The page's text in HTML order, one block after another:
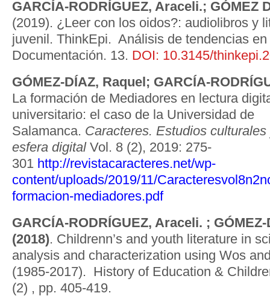
GARCÍA-RODRÍGUEZ, Araceli.; GÓMEZ
(2019). ¿Leer con los oidos?: audiolibros y
juvenil. ThinkEpi. Análisis de tendencias
Documentación. 13. DOI: 10.3145/
GÓMEZ-DÍAZ, Raquel; GARCÍA-
La formación de Mediadores en lectura
universitario: el caso de la Universidad de
Salamanca. Caracteres. Estudios
esfera digitalVol. 8 (2), 2019: 275-
301 http://revistacaracteres.net/wp-
content/uploads/2019/11/
formacion-mediadores.pdf
GARCÍA-RODRÍGUEZ, Araceli. ;
(2018). Childrenn’s and youth literature in
analysis and characterization using Wos
(1985-2017). History of Education &
(2) , pp. 405-419.